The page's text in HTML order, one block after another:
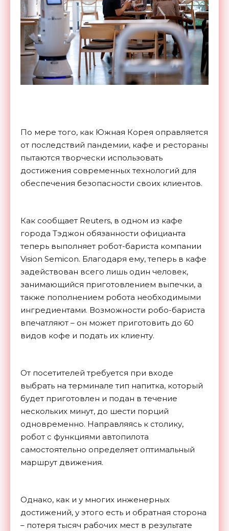
По мере того, как Южная Корея оправляется
от последствий пандемии, кафе и рестораны
пытаются творчески использовать
достижения современных технологий для
обеспечения безопасности своих клиентов.
Как сообщает Reuters, в одном из кафе
города Тэджон обязанности официанта
теперь выполняет робот-бариста компании
Vision Semicon. Благодаря ему, теперь в кафе
задействован всего лишь один человек,
занимающийся приготовлением выпечки, а
также пополнением робота необходимыми
ингредиентами. Возможности робо-бариста
впечатляют – он может приготовить до 60
видов кофе и подать их клиенту.
От посетителей требуется при входе
выбрать на терминале тип напитка, который
будет приготовлен и подан в течение
нескольких минут, до шести порций
одновременно. Направляясь к столику,
робот с функциями автопилота
самостоятельно определяет оптимальный
маршрут движения.
Однако, как и у многих инженерных
достижений, у этого есть и обратная сторона
– потеря тысяч рабочих мест в результате